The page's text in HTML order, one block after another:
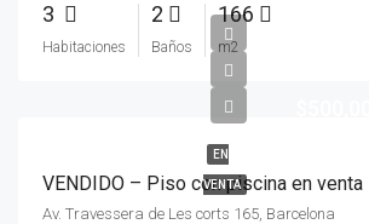
3
Habitaciones
2
Baños
166
m2
EN
VENTA
VENDIDO – Piso con piscina en venta
Av. Travessera de Les corts 165, Barcelona